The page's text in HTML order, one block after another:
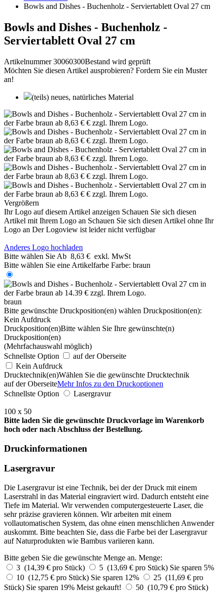
Bowls and Dishes - Buchenholz - Serviertablett Oval 27 cm
Bowls and Dishes - Buchenholz -
Serviertablett Oval 27 cm
Artikelnummer 30060300Bestand wird geprüft
Möchten Sie diesen Artikel ausprobieren? Fordern Sie ein Muster
an!
(teils) neues, natürliches Material
Vergrößern
Ihr Logo auf diesem Artikel anzeigen Schauen Sie sich diesen
Artikel mit Ihrem Logo an Schauen Sie sich diesen Artikel ohne Ihr
Logo an Der Logoview ist leider nicht verfügbar
Anderes Logo hochladen
Bitte wählen Sie Ab 8,63 € exkl. MwSt
Bitte wählen Sie eine Artikelfarbe Farbe: braun
braun
Bitte gewünschte Druckposition(en) wählen Druckposition(en):
Kein Aufdruck
Druckposition(en)Bitte wählen Sie Ihre gewünschte(n)
Druckposition(en)
(Mehrfachauswahl möglich)
Schnellste Option
auf der Oberseite
Kein Aufdruck
Drucktechnik(en)Wählen Sie die gewünschte Drucktechnik
auf der OberseiteMehr Infos zu den Druckoptionen
Schnellste Option
Lasergravur
100 x 50
Bitte laden Sie die gewünschte Druckvorlage im Warenkorb
hoch oder nach Abschluss der Bestellung.
Druckinformationen
Lasergravur
Die Lasergravur ist eine Technik, bei der der Druck mit einem
Laserstrahl in das Material eingraviert wird. Dadurch entsteht eine
Tiefe im Material. Wir verwenden computergesteuerte Laser, die
sehr präzise gravieren können. Wir arbeiten mit einem
vollautomatischen System, das ohne einen menschlichen Anwender
auskommt. Bitte beachten Sie, dass die Farbe bei der Lasergravur
auf Naturprodukten wie Bambus variieren kann.
Bitte geben Sie die gewünschte Menge an. Menge:
3 (14,39 € pro Stück)
5 (13,69 € pro Stück) Sie sparen 5%
10 (12,75 € pro Stück) Sie sparen 12%
25 (11,69 € pro
Stück) Sie sparen 19% Meist gekauft!
50 (10,79 € pro Stück)